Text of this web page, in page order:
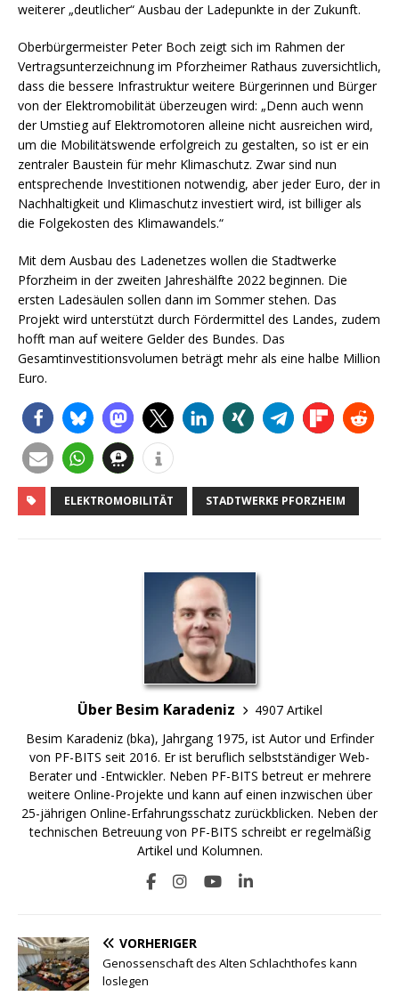
weiterer „deutlicher“ Ausbau der Ladepunkte in der Zukunft.
Oberbürgermeister Peter Boch zeigt sich im Rahmen der
Vertragsunterzeichnung im Pforzheimer Rathaus zuversichtlich,
dass die bessere Infrastruktur weitere Bürgerinnen und Bürger
von der Elektromobilität überzeugen wird: „Denn auch wenn
der Umstieg auf Elektromotoren alleine nicht ausreichen wird,
um die Mobilitätswende erfolgreich zu gestalten, so ist er ein
zentraler Baustein für mehr Klimaschutz. Zwar sind nun
entsprechende Investitionen notwendig, aber jeder Euro, der in
Nachhaltigkeit und Klimaschutz investiert wird, ist billiger als
die Folgekosten des Klimawandels.“
Mit dem Ausbau des Ladenetzes wollen die Stadtwerke
Pforzheim in der zweiten Jahreshälfte 2022 beginnen. Die
ersten Ladesäulen sollen dann im Sommer stehen. Das
Projekt wird unterstützt durch Fördermittel des Landes, zudem
hofft man auf weitere Gelder des Bundes. Das
Gesamtinvestitionsvolumen beträgt mehr als eine halbe Million
Euro.
ELEKTROMOBILITÄT STADTWERKE PFORZHEIM
Über Besim Karadeniz
4907 Artikel
Besim Karadeniz (bka), Jahrgang 1975, ist Autor und Erfinder
von PF-BITS seit 2016. Er ist beruflich selbstständiger Web-
Berater und -Entwickler. Neben PF-BITS betreut er mehrere
weitere Online-Projekte und kann auf einen inzwischen über
25-jährigen Online-Erfahrungsschatz zurückblicken. Neben der
technischen Betreuung von PF-BITS schreibt er regelmäßig
Artikel und Kolumnen.
VORHERIGER
Genossenschaft des Alten Schlachthofes kann
loslegen